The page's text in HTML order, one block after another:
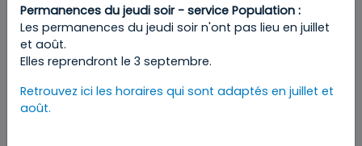
Mini Fiesta PARK POETIK 2026 - Parc de
Forest
ven 21/08 - 16:00
Permanences du jeudi soir - service Population :
Les permanences du jeudi soir n'ont pas lieu en juillet
et août.
Elles reprendront le 3 septembre.
Retrouvez ici les horaires qui sont adaptés en juillet et
août.